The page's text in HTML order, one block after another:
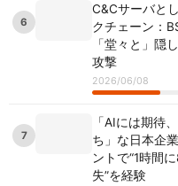
6
C&Cサーバと
クチェーン：
「堂々と」隠
攻撃
2026/06/08
7
「AIには期待
ち」な日本企
ントで“1時間
失”を経験